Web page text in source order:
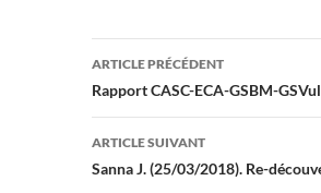
Navigation
des
articles
ARTICLE PRÉCÉDENT
Rapport CASC-ECA-GSBM-
ARTICLE SUIVANT
Sanna J. (25/03/2018). Re-